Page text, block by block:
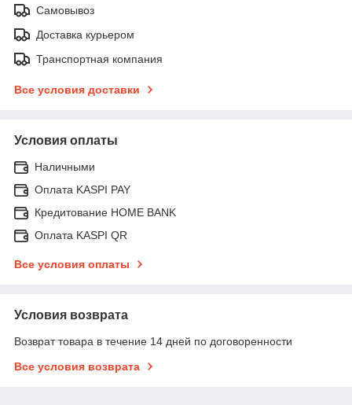
Самовывоз
Доставка курьером
Транспортная компания
Все условия доставки
Условия оплаты
Наличными
Оплата KASPI PAY
Кредитование HOME BANK
Оплата KASPI QR
Все условия оплаты
Условия возврата
Возврат товара в течение 14 дней по договоренности
Все условия возврата